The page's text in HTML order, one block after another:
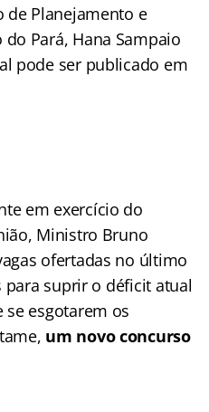
de Planejamento e
Pará, Hana Sampaio
pode ser publicado em
em exercício do
Ministro Bruno
ofertadas no último
suprir o déficit atual
se esgotarem os
um novo concurso